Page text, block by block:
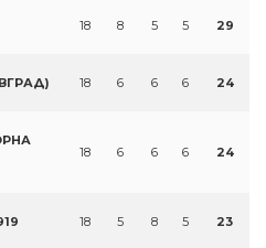
18 8 5 5 29
18 6 6 6 24
18 6 6 6 24
18 5 8 5 23